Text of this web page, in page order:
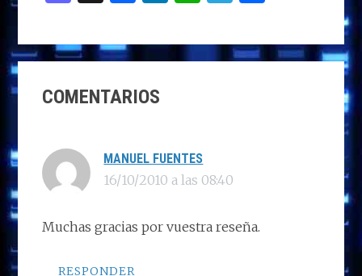
to
d
o
ce
b
o
k
k
e
at
s
p
e
g
m
p
INTERACCIONES
CON
LECTORES
COMENTARIOS
MANUEL FUENTES
16/10/2010 a las 08:40
Muchas gracias por vuestra reseña.
RESPONDER